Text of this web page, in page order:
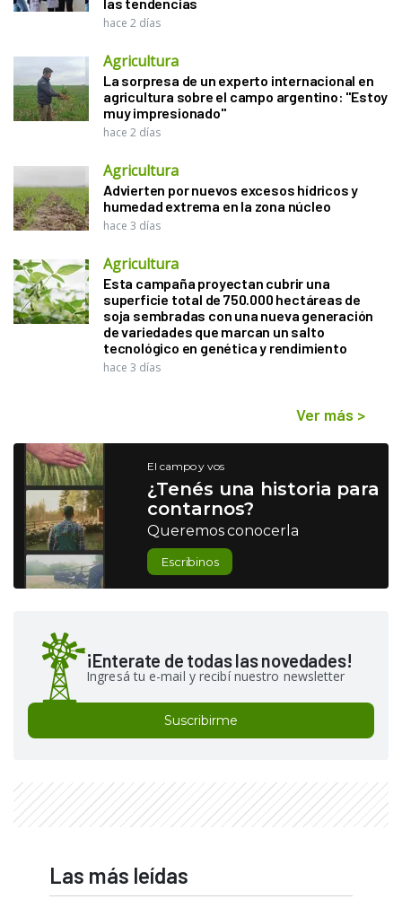
hace 2 días
Agricultura
La sorpresa de un experto internacional en
agricultura sobre el campo argentino: "Estoy
muy impresionado"
hace 2 días
Agricultura
Advierten por nuevos excesos hídricos y
humedad extrema en la zona núcleo
hace 3 días
Agricultura
Esta campaña proyectan cubrir una
superficie total de 750.000 hectáreas de
soja sembradas con una nueva generación
de variedades que marcan un salto
tecnológico en genética y rendimiento
hace 3 días
Ver más >
El campo y vos
¿Tenés una historia para
contarnos?
Queremos conocerla
Escribinos
¡Enterate de todas las novedades!
Ingresá tu e-mail y recibí nuestro newsletter
Suscribirme
Las más leídas